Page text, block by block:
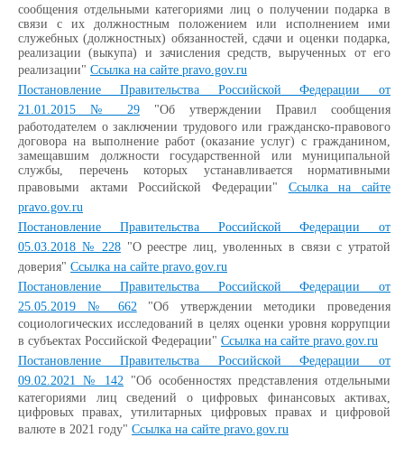
сообщения отдельными категориями лиц о получении подарка в
связи с их должностным положением или исполнением ими
служебных (должностных) обязанностей, сдачи и оценки подарка,
реализации (выкупа) и зачисления средств, вырученных от его
реализации" Ссылка на сайте pravo.gov.ru
Постановление Правительства Российской Федерации от
21.01.2015 № 29 "Об утверждении Правил сообщения
работодателем о заключении трудового или гражданско-правового
договора на выполнение работ (оказание услуг) с гражданином,
замещавшим должности государственной или муниципальной
службы, перечень которых устанавливается нормативными
правовыми актами Российской Федерации" Ссылка на сайте
pravo.gov.ru
Постановление Правительства Российской Федерации от
05.03.2018 № 228"О реестре лиц, уволенных в связи с утратой
доверия" Ссылка на сайте pravo.gov.ru
Постановление Правительства Российской Федерации от
25.05.2019 № 662"Об утверждении методики проведения
социологических исследований в целях оценки уровня коррупции
в субъектах Российской Федерации" Ссылка на сайте pravo.gov.ru
Постановление Правительства Российской Федерации от
09.02.2021 № 142 "Об особенностях представления отдельными
категориями лиц сведений о цифровых финансовых активах,
цифровых правах, утилитарных цифровых правах и цифровой
валюте в 2021 году" Ссылка на сайте pravo.gov.ru